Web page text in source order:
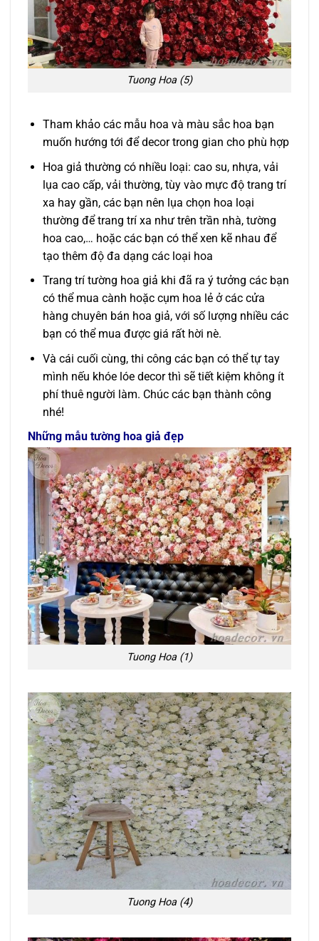
Tuong Hoa (5)
Tham khảo các mẫu hoa và màu sắc hoa bạn
muốn hướng tới để decor trong gian cho phù hợp
Hoa giả thường có nhiều loại: cao su, nhựa, vải
lụa cao cấp, vải thường, tùy vào mực độ trang trí
xa hay gần, các bạn nên lụa chọn hoa loại
thường để trang trí xa như trên trần nhà, tường
hoa cao,… hoặc các bạn có thể xen kẽ nhau để
tạo thêm độ đa dạng các loại hoa
Trang trí tường hoa giả khi đã ra ý tưởng các bạn
có thể mua cành hoặc cụm hoa lẻ ở các cửa
hàng chuyên bán hoa giả, với số lượng nhiều các
bạn có thể mua được giá rất hời nè.
Và cái cuối cùng, thi công các bạn có thể tự tay
mình nếu khóe lóe decor thì sẽ tiết kiệm không ít
phí thuê người làm. Chúc các bạn thành công
nhé!
Những mẫu tường hoa giả đẹp
Tuong Hoa (1)
Tuong Hoa (4)